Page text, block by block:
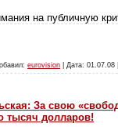
на публичную
eurovision | Дата: 01.07.08
За свою
тысяч долларов!